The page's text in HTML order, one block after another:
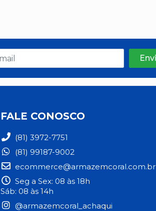
FALE CONOSCO
(81) 3972-7751
(81) 99187-9002
ecommerce@armazemcoral.com.br
Seg a Sex: 08 às 18h
Sáb: 08 às 14h
@armazemcoral_achaqui